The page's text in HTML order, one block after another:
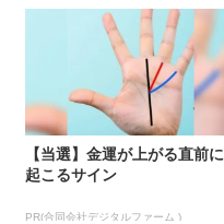
【当選】金運が上がる直前に
起こるサイン
PR(合同会社デジタルファーム )